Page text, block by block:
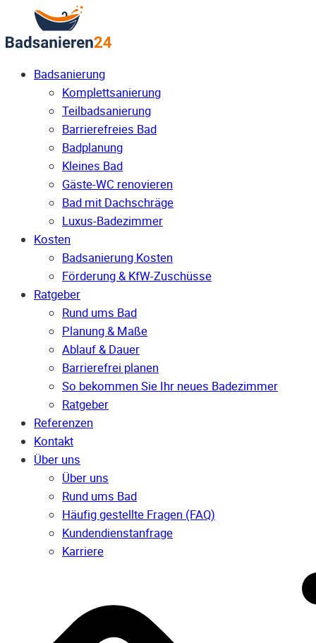
Badsanierung
Komplettsanierung
Teilbadsanierung
Barrierefreies Bad
Badplanung
Kleines Bad
Gäste-WC renovieren
Bad mit Dachschräge
Luxus-Badezimmer
Kosten
Badsanierung Kosten
Förderung & KfW-Zuschüsse
Ratgeber
Rund ums Bad
Planung & Maße
Ablauf & Dauer
Barrierefrei planen
So bekommen Sie Ihr neues Badezimmer
Ratgeber
Referenzen
Kontakt
Über uns
Über uns
Rund ums Bad
Häufig gestellte Fragen (FAQ)
Kunden­dienst­anfrage
Karriere